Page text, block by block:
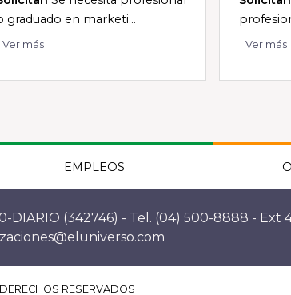
graduado en marketi...
Ver más Ver más
EMPLEOS
DIARIO (342746) - Tel. (04) 500-8888 - Ext
RESERVADOS